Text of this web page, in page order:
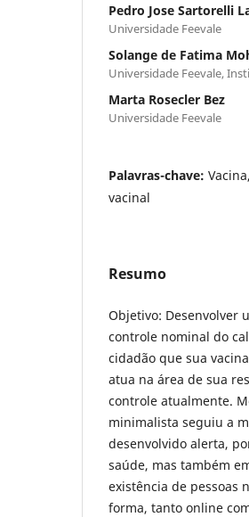
Pedro Jose Sartorelli
Universidade Feevale
Solange de Fatima
Universidade Feevale,
Marta Rosecler Bez
Universidade Feevale
Palavras-chave:
vacinal
Resumo
Objetivo: Desenvolver
controle nominal do
cidadão que sua
atua na área de sua
controle atualmente.
minimalista seguiu a
desenvolvido alerta,
saúde, mas também
existência de pessoas
forma, tanto online